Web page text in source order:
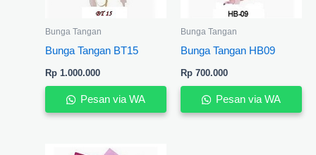
Bunga Tangan
Bunga Tangan BT15
Rp1.000.000
Pesan via WA
Bunga Tangan
Bunga Tangan HB09
Rp700.000
Pesan via WA